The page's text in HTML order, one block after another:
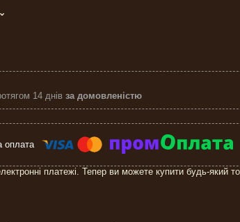
14 днів за домовленістю
платежі. Тепер ви можете купити будь-який